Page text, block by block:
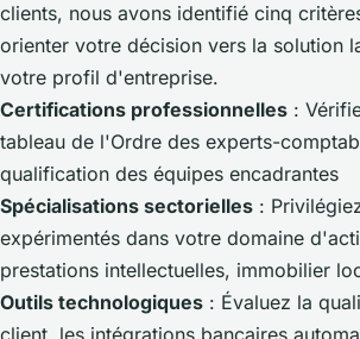
clients, nous avons identifié cinq
orienter votre décision vers la solution
votre profil d'entreprise.
Certifications professionnelles :
tableau de l'Ordre des experts-
qualification des équipes encadrantes
Spécialisations sectorielles :
expérimentés dans votre domaine
prestations intellectuelles, immobilier
Outils technologiques : Évaluez la